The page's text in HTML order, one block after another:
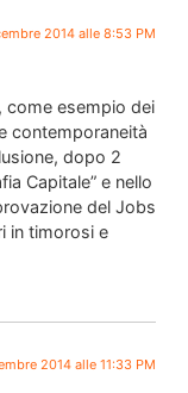
2014 alle 8:53 PM
come esempio dei
contemporaneità
dopo 2
Capitale” e nello
del Jobs
in timorosi e
2014 alle 11:33 PM